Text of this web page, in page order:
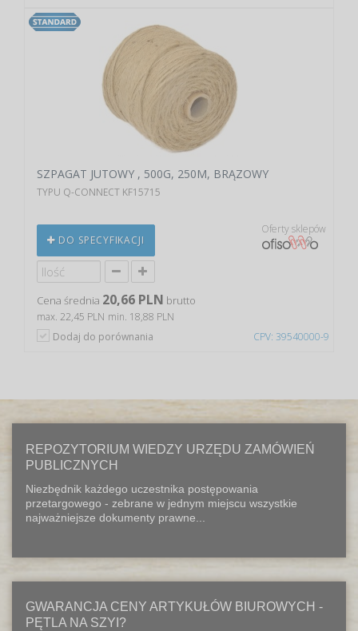
CPV: 39540000-9
SZPAGAT JUTOWY , 500G, 250M, BRĄZOWY
TYPU Q-CONNECT KF15715
DO SPECYFIKACJI
Oferty sklepów
Cena średnia 20,66 PLN brutto
max. 22,45 PLN min. 18,88 PLN
Dodaj do porównania
REPOZYTORIUM WIEDZY URZĘDU ZAMÓWIEŃ
PUBLICZNYCH
Niezbędnik każdego uczestnika postępowania
przetargowego - zebrane w jednym miejscu wszystkie
najważniejsze dokumenty prawne...
GWARANCJA CENY ARTYKUŁÓW BIUROWYCH -
PĘTLA NA SZYI?